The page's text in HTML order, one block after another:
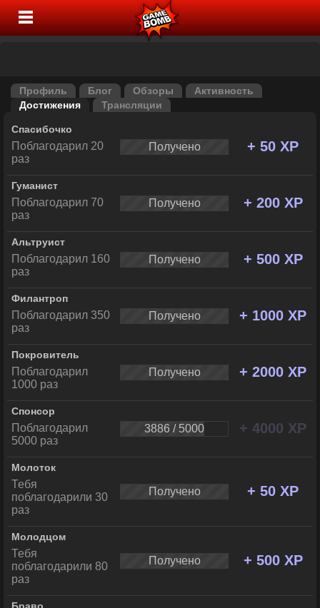
Профиль Блог Обзоры
Активность
Достижения
Трансляции
Спасибочко
Поблагодарил 20
раз
Получено + 50 XP
Гуманист
Поблагодарил 70
раз
Получено + 200 XP
Альтруист
Поблагодарил 160
раз
Получено + 500 XP
Филантроп
Поблагодарил 350
раз
Получено + 1000 XP
Покровитель
Поблагодарил
1000 раз
Получено + 2000 XP
Спонсор
Поблагодарил
5000 раз
3886 / 5000 + 4000 XP
Молоток
Тебя
поблагодарили 30
раз
Получено + 50 XP
Молодцом
Тебя
поблагодарили 80
раз
Получено + 500 XP